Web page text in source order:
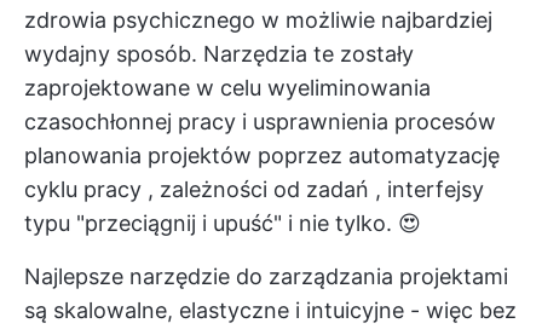
zdrowia psychicznego w możliwie najbardziej
wydajny sposób. Narzędzia te zostały
zaprojektowane w celu wyeliminowania
czasochłonnej pracy i usprawnienia procesów
planowania projektów poprzez automatyzację
cyklu pracy , zależności od zadań , interfejsy
typu "przeciągnij i upuść" i nie tylko. 😍
Najlepsze narzędzie do zarządzania projektami
są skalowalne, elastyczne i intuicyjne - więc bez